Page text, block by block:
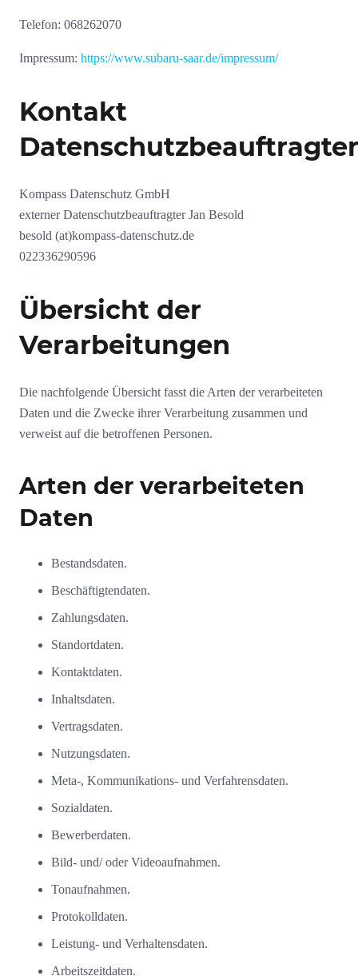
Telefon: 068262070
Impressum: https://www.subaru-saar.de/impressum/
Kontakt
Datenschutzbeauftragter
Kompass Datenschutz GmbH
externer Datenschutzbeauftragter Jan Besold
besold (at)kompass-datenschutz.de
022336290596
Übersicht der
Verarbeitungen
Die nachfolgende Übersicht fasst die Arten der verarbeiteten
Daten und die Zwecke ihrer Verarbeitung zusammen und
verweist auf die betroffenen Personen.
Arten der verarbeiteten
Daten
Bestandsdaten.
Beschäftigtendaten.
Zahlungsdaten.
Standortdaten.
Kontaktdaten.
Inhaltsdaten.
Vertragsdaten.
Nutzungsdaten.
Meta-, Kommunikations- und Verfahrensdaten.
Sozialdaten.
Bewerberdaten.
Bild- und/ oder Videoaufnahmen.
Tonaufnahmen.
Protokolldaten.
Leistung- und Verhaltensdaten.
Arbeitszeitdaten.